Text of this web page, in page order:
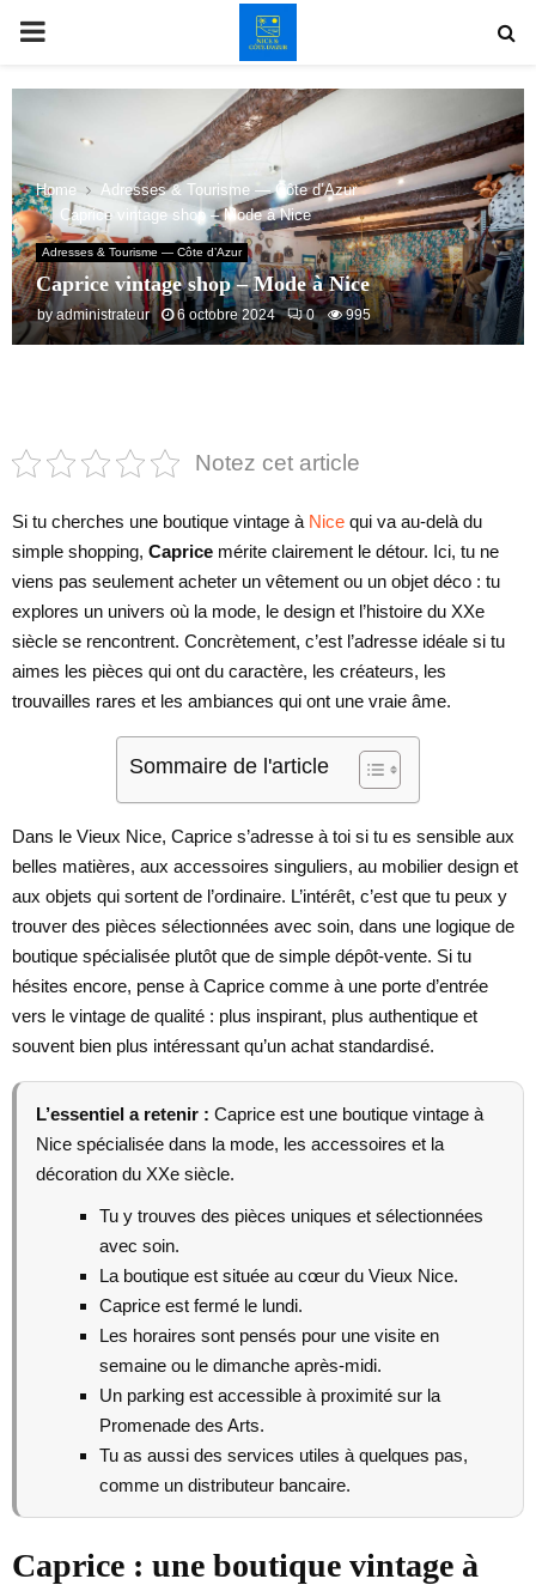
PRIMARY
MENU
Home
Adresses & Tourisme — Côte d’Azur
Caprice vintage shop – Mode à Nice
Adresses & Tourisme — Côte d’Azur
Caprice vintage shop – Mode à Nice
byadministrateur 6 octobre 2024 0 995
Notez cet article
Si tu cherches une boutique vintage à Nice qui va au-delà du
simple shopping, Caprice mérite clairement le détour. Ici, tu ne
viens pas seulement acheter un vêtement ou un objet déco : tu
explores un univers où la mode, le design et l’histoire du XXe
siècle se rencontrent. Concrètement, c’est l’adresse idéale si tu
aimes les pièces qui ont du caractère, les créateurs, les
trouvailles rares et les ambiances qui ont une vraie âme.
Sommaire de l'article
Dans le Vieux Nice, Caprice s’adresse à toi si tu es sensible aux
belles matières, aux accessoires singuliers, au mobilier design et
aux objets qui sortent de l’ordinaire. L’intérêt, c’est que tu peux y
trouver des pièces sélectionnées avec soin, dans une logique de
boutique spécialisée plutôt que de simple dépôt-vente. Si tu
hésites encore, pense à Caprice comme à une porte d’entrée
vers le vintage de qualité : plus inspirant, plus authentique et
souvent bien plus intéressant qu’un achat standardisé.
L’essentiel a retenir : Caprice est une boutique vintage à
Nice spécialisée dans la mode, les accessoires et la
décoration du XXe siècle.
Tu y trouves des pièces uniques et sélectionnées
avec soin.
La boutique est située au cœur du Vieux Nice.
Caprice est fermé le lundi.
Les horaires sont pensés pour une visite en
semaine ou le dimanche après-midi.
Un parking est accessible à proximité sur la
Promenade des Arts.
Tu as aussi des services utiles à quelques pas,
comme un distributeur bancaire.
Caprice : une boutique vintage à